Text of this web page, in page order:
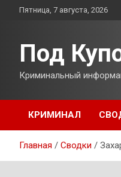
ПерейтиПятница, 7 августа, 2026
Под
Криминальный
КРИМИНАЛ
Главная Сводки